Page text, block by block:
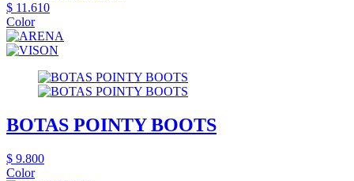
$ 11.610
Color
BOTAS POINTY BOOTS
$ 9.800
Color